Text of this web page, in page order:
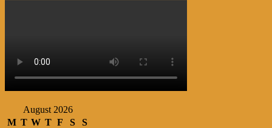
August 2026
M T W T F S
S